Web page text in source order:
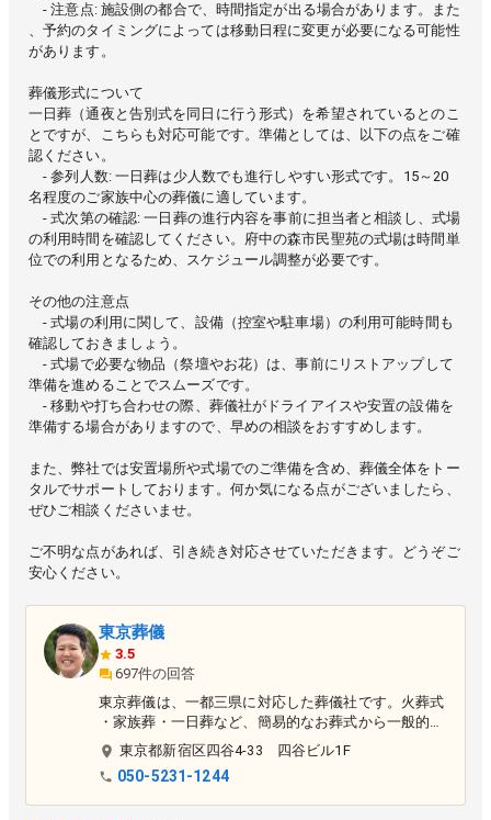
- 注意点: 施設側の都合で、時間指定が出る場合があります。また
、予約のタイミングによっては移動日程に変更が必要になる可能性
があります。
葬儀形式について
一日葬（通夜と告別式を同日に行う形式）を希望されているとのこ
とですが、こちらも対応可能です。準備としては、以下の点をご確
認ください。
- 参列人数: 一日葬は少人数でも進行しやすい形式です。15～20
名程度のご家族中心の葬儀に適しています。
- 式次第の確認: 一日葬の進行内容を事前に担当者と相談し、式場
の利用時間を確認してください。府中の森市民聖苑の式場は時間単
位での利用となるため、スケジュール調整が必要です。
その他の注意点
- 式場の利用に関して、設備（控室や駐車場）の利用可能時間も
確認しておきましょう。
- 式場で必要な物品（祭壇やお花）は、事前にリストアップして
準備を進めることでスムーズです。
- 移動や打ち合わせの際、葬儀社がドライアイスや安置の設備を
準備する場合がありますので、早めの相談をおすすめします。
また、弊社では安置場所や式場でのご準備を含め、葬儀全体をトー
タルでサポートしております。何か気になる点がございましたら、
ぜひご相談くださいませ。
ご不明な点があれば、引き続き対応させていただきます。どうぞご
安心ください。
東京葬儀
3.5
697件の回答
東京葬儀は、一都三県に対応した葬儀社です。火葬式
・家族葬・一日葬など、簡易的なお葬式から一般的な
お葬式までご相談を承っております。
東京都新宿区四谷4-33 四谷ビル1F
050-5231-1244